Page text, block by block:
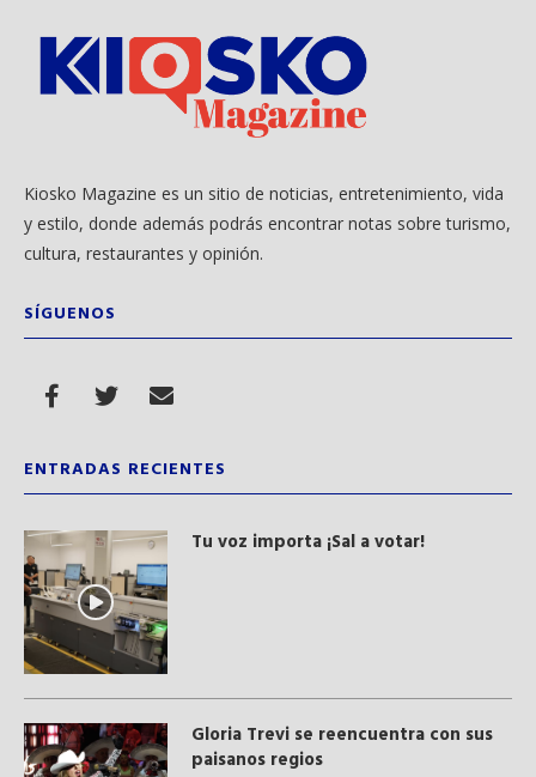
Kiosko Magazine es un sitio de noticias, entretenimiento, vida
y estilo, donde además podrás encontrar notas sobre turismo,
cultura, restaurantes y opinión.
SÍGUENOS
ENTRADAS RECIENTES
Tu voz importa ¡Sal a votar!
Gloria Trevi se reencuentra con sus
paisanos regios